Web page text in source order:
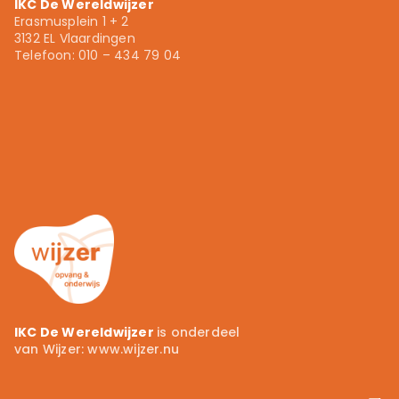
IKC De Wereldwijzer
Erasmusplein 1 + 2
3132 EL Vlaardingen
Telefoon: 010 – 434 79 04
IKC De Wereldwijzer is onderdeel
van Wijzer:www.wijzer.nu